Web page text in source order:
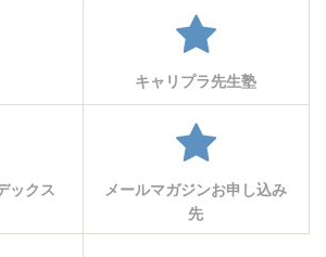
キャリプラ先生塾
ックス
メールマガジンお申し込み
先